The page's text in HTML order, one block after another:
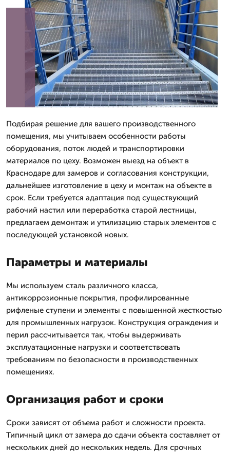
Подбирая решение для вашего производственного
помещения, мы учитываем особенности работы
оборудования, поток людей и транспортировки
материалов по цеху. Возможен выезд на объект в
Краснодаре для замеров и согласования конструкции,
дальнейшее изготовление в цеху и монтаж на объекте в
срок. Если требуется адаптация под существующий
рабочий настил или переработка старой лестницы,
предлагаем демонтаж и утилизацию старых элементов с
последующей установкой новых.
Параметры и материалы
Мы используем сталь различного класса,
антикоррозионные покрытия, профилированные
рифленые ступени и элементы с повышенной жесткостью
для промышленных нагрузок. Конструкция ограждения и
перил рассчитывается так, чтобы выдерживать
эксплуатационные нагрузки и соответствовать
требованиям по безопасности в производственных
помещениях.
Организация работ и сроки
Сроки зависят от объема работ и сложности проекта.
Типичный цикл от замера до сдачи объекта составляет от
нескольких дней до нескольких недель. Для срочных